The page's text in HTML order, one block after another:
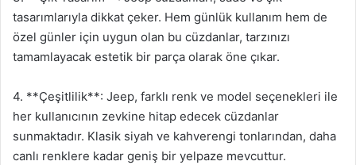
tasarımlarıyla dikkat çeker. Hem günlük kullanım hem de
özel günler için uygun olan bu cüzdanlar, tarzınızı
tamamlayacak estetik bir parça olarak öne çıkar.
4. **Çeşitlilik**: Jeep, farklı renk ve model seçenekleri ile
her kullanıcının zevkine hitap edecek cüzdanlar
sunmaktadır. Klasik siyah ve kahverengi tonlarından, daha
canlı renklere kadar geniş bir yelpaze mevcuttur.